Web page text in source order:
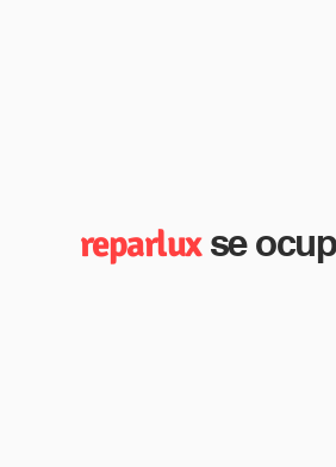
reparluxse